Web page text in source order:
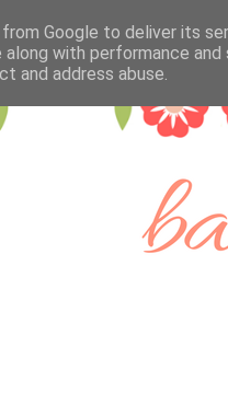
Google to deliver its
along with performance
and address abuse.